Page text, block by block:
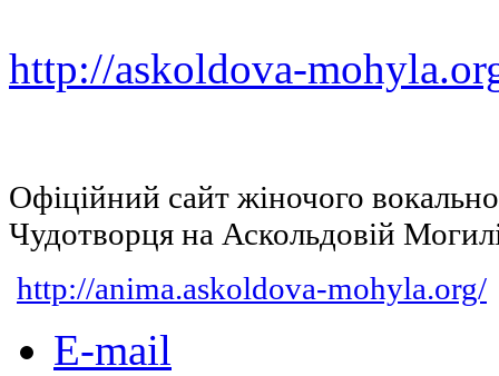
http://askoldova-
Офіційний сайт жіночого
Чудотворця на Аскольдовій
http://anima.askoldova-mohyla.org/
E-mail